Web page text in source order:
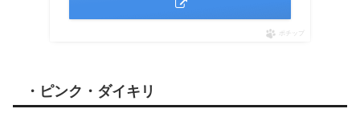
ポチップ
・ピンク・ダイキリ